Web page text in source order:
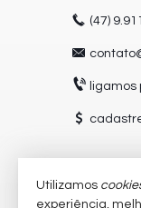
(47)
ligamos
VEJA
Utilizamos
experiência,